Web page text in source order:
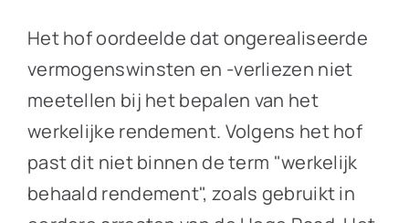
Het hof oordeelde dat ongerealiseerde
vermogenswinsten en -verliezen niet
meetellen bij het bepalen van het
werkelijke rendement. Volgens het hof
past dit niet binnen de term "werkelijk
behaald rendement", zoals gebruikt in